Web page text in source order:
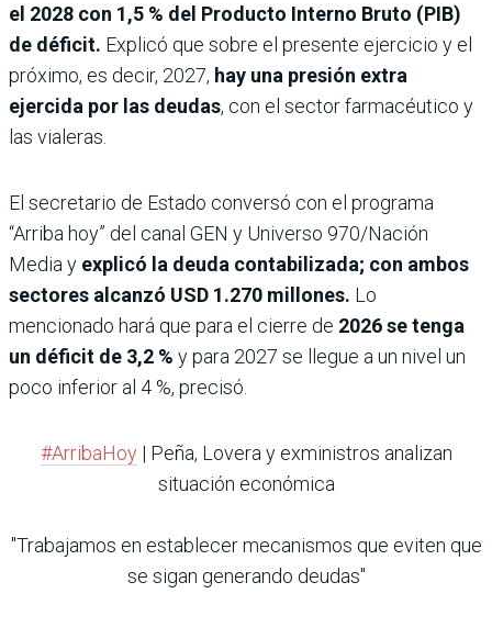
el 2028 con 1,5 % del Producto Interno Bruto (PIB)
de déficit. Explicó que sobre el presente ejercicio y el
próximo, es decir, 2027, hay una presión extra
ejercida por las deudas, con el sector farmacéutico y
las vialeras.
El secretario de Estado conversó con el programa
“Arriba hoy” del canal GEN y Universo 970/Nación
Media y explicó la deuda contabilizada; con ambos
sectores alcanzó USD 1.270 millones. Lo
mencionado hará que para el cierre de 2026 se tenga
un déficit de 3,2 % y para 2027 se llegue a un nivel un
poco inferior al 4 %, precisó.
#ArribaHoy| Peña, Lovera y exministros analizan
situación económica
"Trabajamos en establecer mecanismos que eviten que
se sigan generando deudas"